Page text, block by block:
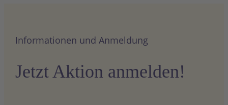
Informationen und Anmeldung
Jetzt Aktion anmelden!